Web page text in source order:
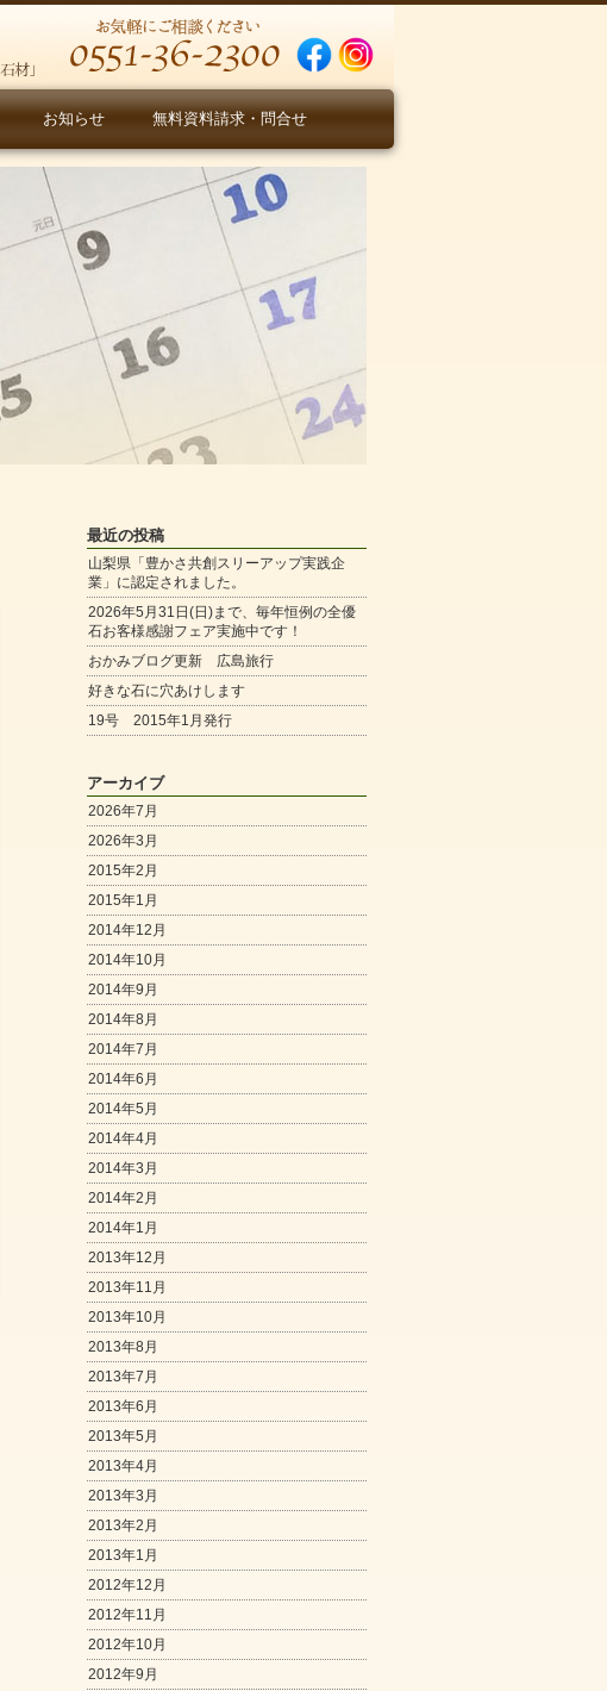
お知らせ 無料資料請求・問合せ
最近の投稿
山梨県「豊かさ共創スリーアップ実践企
業」に認定されました。
2026年5月31日(日)まで、毎年恒例の全優
石お客様感謝フェア実施中です！
おかみブログ更新 広島旅行
好きな石に穴あけします
19号 2015年1月発行
アーカイブ
2026年7月
2026年3月
2015年2月
2015年1月
2014年12月
2014年10月
2014年9月
2014年8月
2014年7月
2014年6月
2014年5月
2014年4月
2014年3月
2014年2月
2014年1月
2013年12月
2013年11月
2013年10月
2013年8月
2013年7月
2013年6月
2013年5月
2013年4月
2013年3月
2013年2月
2013年1月
2012年12月
2012年11月
2012年10月
2012年9月